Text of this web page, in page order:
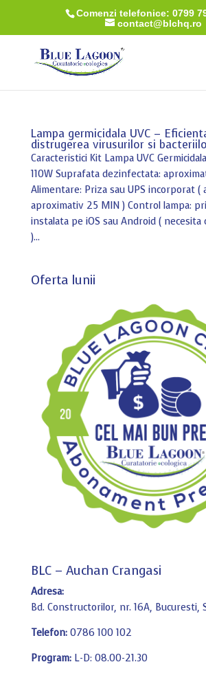
Comenzi telefonice: 0799
contact@blchq.ro
Lampa germicidala UVC –
distrugerea virusurilor si
Caracteristici Kit Lampa UVC
110W Suprafata dezinfectata:
Alimentare: Priza sau UPS incorporat (
aproximativ 25 MIN ) Control lampa:
instalata pe iOS sau Android ( necesita
)...
Oferta lunii
BLC – Auchan Crangasi
Adresa:
Bd. Constructorilor, nr. 16A, Bucuresti,
Telefon: 0786 100 102
Program: L-D: 08.00-21.30